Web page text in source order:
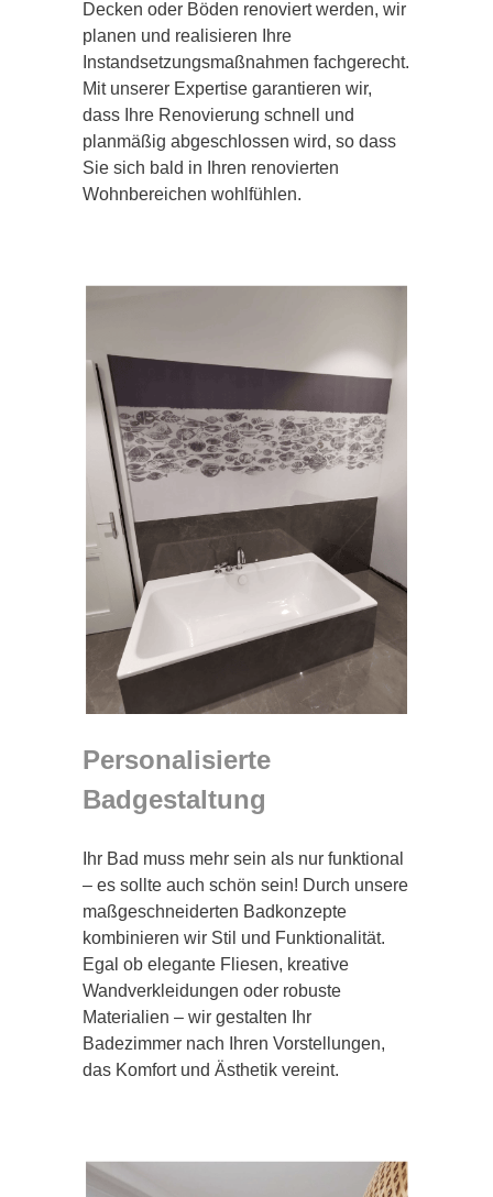
Decken oder Böden renoviert werden, wir
planen und realisieren Ihre
Instandsetzungsmaßnahmen fachgerecht.
Mit unserer Expertise garantieren wir,
dass Ihre Renovierung schnell und
planmäßig abgeschlossen wird, so dass
Sie sich bald in Ihren renovierten
Wohnbereichen wohlfühlen.
Personalisierte
Badgestaltung
Ihr Bad muss mehr sein als nur funktional
– es sollte auch schön sein! Durch unsere
maßgeschneiderten Badkonzepte
kombinieren wir Stil und Funktionalität.
Egal ob elegante Fliesen, kreative
Wandverkleidungen oder robuste
Materialien – wir gestalten Ihr
Badezimmer nach Ihren Vorstellungen,
das Komfort und Ästhetik vereint.